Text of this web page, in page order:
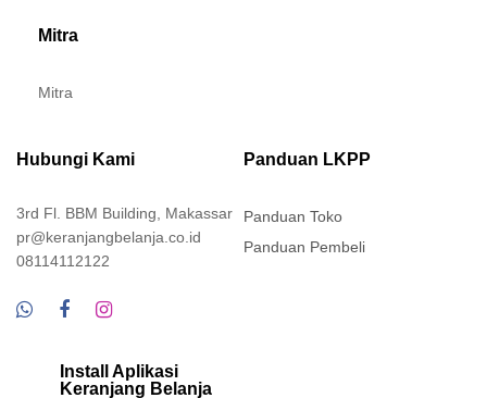
Mitra
Mitra
Hubungi Kami
3rd Fl. BBM Building, Makassar
pr@keranjangbelanja.co.id
08114112122
Panduan LKPP
Panduan Toko
Panduan Pembeli
Install Aplikasi
Keranjang Belanja